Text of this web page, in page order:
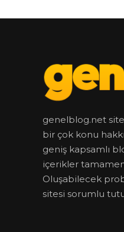
genelblog.net
bir çok konu
geniş kapsamlı
içerikler
Oluşabilecek
sitesi sorumlu